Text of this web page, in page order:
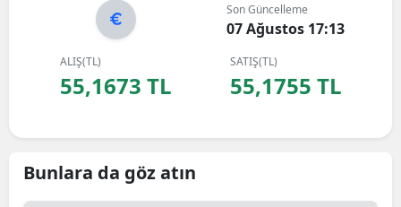
Çankırı
Denizli
Elazığ
Son Güncelleme
07 Ağustos 17:13
ALIŞ(TL)
55,1673 TL
SATIŞ(TL)
55,1755 TL
Bunlara da göz atın